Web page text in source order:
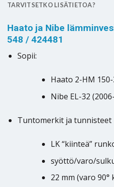
TARVITSETKO LISÄTIETOA?
Haato ja Nibe
548 / 424481
Sopii:
Haato 2-HM
Nibe EL-32
Tuntomerkit ja tunnisteet
LK “kiinteä”
syöttö/varo/
22 mm (varo 90°